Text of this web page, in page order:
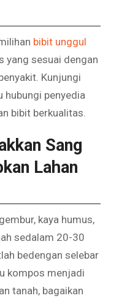
bibit unggul
yang sesuai dengan
Kunjungi
hubungi penyedia
bibit berkualitas.
Sang
Lahan
kaya humus,
sedalam 20-30
bedengan selebar
kompos menjadi
tanah, bagaikan